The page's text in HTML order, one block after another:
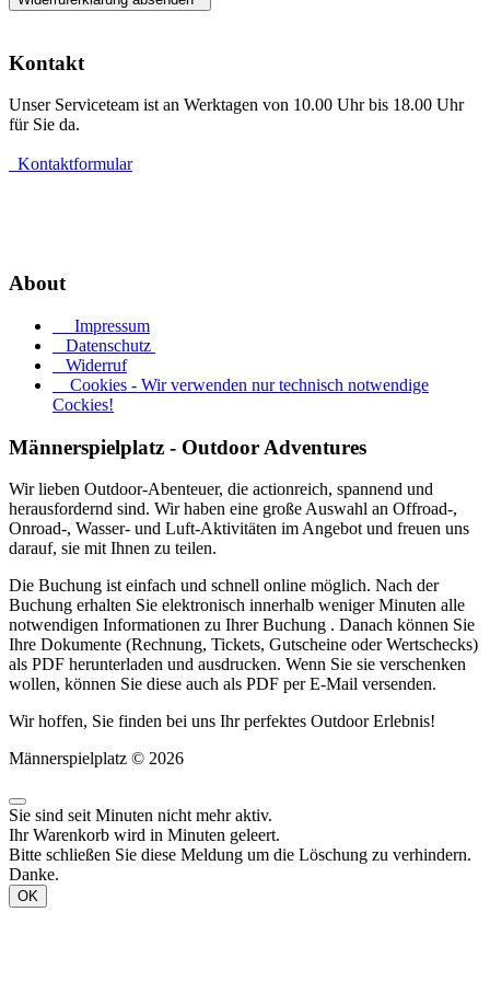
Kontakt
Unser Serviceteam ist an Werktagen von 10.00 Uhr bis 18.00 Uhr
für Sie da.
Kontaktformular
About
Impressum
Datenschutz
Widerruf
Cookies - Wir verwenden nur technisch notwendige
Cockies!
Männerspielplatz - Outdoor Adventures
Wir lieben Outdoor-Abenteuer, die actionreich, spannend und
herausfordernd sind. Wir haben eine große Auswahl an Offroad-,
Onroad-, Wasser- und Luft-Aktivitäten im Angebot und freuen uns
darauf, sie mit Ihnen zu teilen.
Die Buchung ist einfach und schnell online möglich. Nach der
Buchung erhalten Sie elektronisch innerhalb weniger Minuten alle
notwendigen Informationen zu Ihrer Buchung . Danach können Sie
Ihre Dokumente (Rechnung, Tickets, Gutscheine oder Wertschecks)
als PDF herunterladen und ausdrucken. Wenn Sie sie verschenken
wollen, können Sie diese auch als PDF per E-Mail versenden.
Wir hoffen, Sie finden bei uns Ihr perfektes Outdoor Erlebnis!
Männerspielplatz © 2026
Sie sind seit Minuten nicht mehr aktiv.
Ihr Warenkorb wird in Minuten geleert.
Bitte schließen Sie diese Meldung um die Löschung zu verhindern.
Danke.
OK